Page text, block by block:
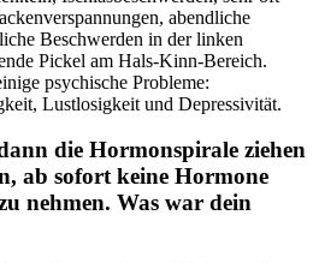
abendliche
Beschwerden in der linken
Pickel am Hals-Kinn-Bereich.
psychische Probleme:
Lustlosigkeit und Depressivität.
die Hormonspirale ziehen
ab sofort keine Hormone
nehmen. Was war dein